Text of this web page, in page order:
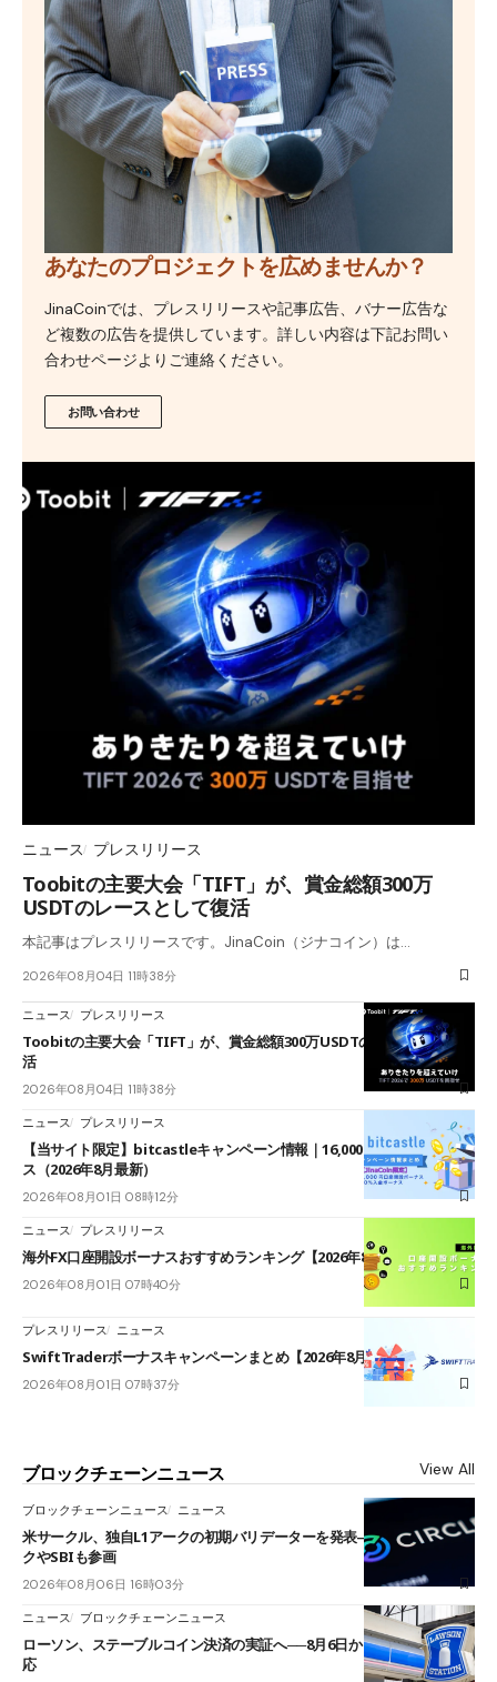
あなたのプロジェクトを広めませんか？
JinaCoinでは、プレスリリースや記事広告、バナー広告な
ど複数の広告を提供しています。詳しい内容は下記お問い
合わせページよりご連絡ください。
お問い合わせ
ニュース プレスリリース
Toobitの主要大会「TIFT」が、賞金総額300万
USDTのレースとして復活
本記事はプレスリリースです。JinaCoin（ジナコイン）は…
2026年08月04日 11時38分
ニュース プレスリリース
Toobitの主要大会「TIFT」が、賞金総額300万USDTのレースとして復
活
2026年08月04日 11時38分
ニュース プレスリリース
【当サイト限定】bitcastleキャンペーン情報｜16,000円口座開設ボーナ
ス（2026年8月最新）
2026年08月01日 08時12分
ニュース プレスリリース
海外FX口座開設ボーナスおすすめランキング【2026年8月最新】
2026年08月01日 07時40分
プレスリリース ニュース
SwiftTraderボーナスキャンペーンまとめ【2026年8月最新】
2026年08月01日 07時37分
ブロックチェーンニュース View All
ブロックチェーンニュース ニュース
米サークル、独自L1アークの初期バリデーターを発表――ブラックロッ
クやSBIも参画
2026年08月06日 16時03分
ニュース ブロックチェーンニュース
ローソン、ステーブルコイン決済の実証へ──8月6日からJPYCやUSDC対
応